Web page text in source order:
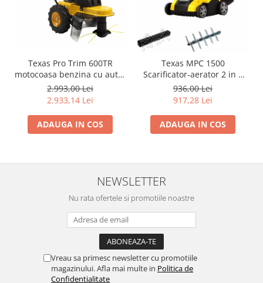
Texas Pro Trim 600TR
motocoasa benzina cu auto-
propulsare, 4CP, latime
lucru 60cm, fir 4mm
2.993,00 Lei
2.933,14 Lei
ADAUGA IN COS
Texas MPC 1500
Scarificator-aerator 2 in 1
electric, 1500W, 230V,
latime lucru 33cm,
adancime lucru 1.2cm, 50L
936,00 Lei
917,28 Lei
ADAUGA IN COS
NEWSLETTER
Nu rata ofertele si promotiile noastre
Vreau sa primesc newsletter cu promotiile
magazinului. Afla mai multe in Politica de
Confidentialitate